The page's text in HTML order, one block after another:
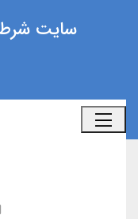
سایت شرط